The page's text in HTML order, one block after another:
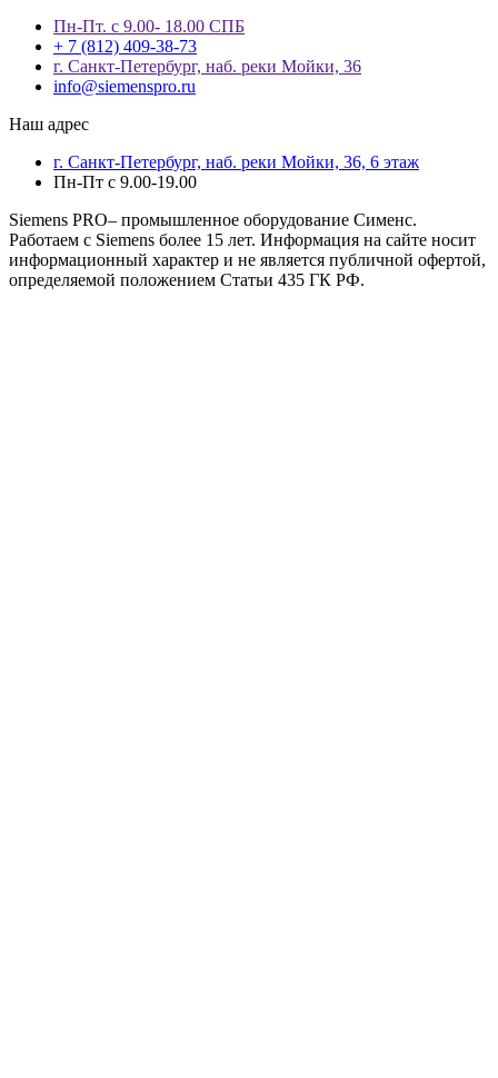
Пн-Пт. с 9.00- 18.00 СПБ
+ 7 (812) 409-38-73
г. Санкт-Петербург, наб. реки Мойки, 36
info@siemenspro.ru
Наш адрес
г. Санкт-Петербург, наб. реки Мойки, 36, 6 этаж
Пн-Пт с 9.00-19.00
Siemens PRO– промышленное оборудование Сименс.
Работаем с Siemens более 15 лет. Информация на сайте носит
информационный характер и не является публичной офертой,
определяемой положением Статьи 435 ГК РФ.